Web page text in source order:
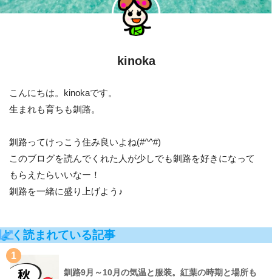
kinoka
こんにちは。kinokaです。
生まれも育ちも釧路。
釧路ってけっこう住み良いよね(#^^#)
このブログを読んでくれた人が少しでも釧路を好きになって
もらえたらいいなー！
釧路を一緒に盛り上げよう♪
よく読まれている記事
1
釧路9月～10月の気温と服装。紅葉の時期と場所も